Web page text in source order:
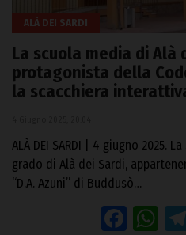
ALÀ DEI SARDI
La scuola media di Alà
protagonista della
la scacchiera
ALÀ DEI SARDI | 4 giugno 2025.
grado di Alà dei Sardi,
“D.A. Azuni” di Buddusò…